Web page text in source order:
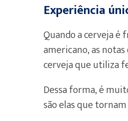
Experiência
Quando a cerveja
americano, as
cerveja que utiliza
Dessa forma, é
são elas que